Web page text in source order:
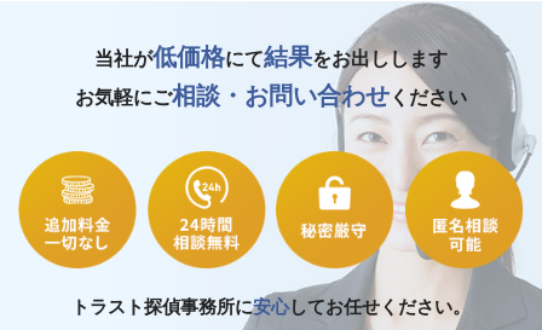
当社が低価格にて結果をお出しします
お気軽にご相談・お問い合わせ ください
トラスト探偵事務所に安心してお任せください。